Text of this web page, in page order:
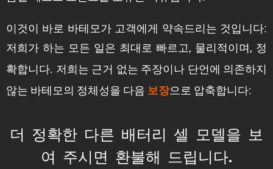
이것이 바로 바테모가 고객에게 약속드리는 것입니다:
저희가 하는 모든 일은 최대로 빠르고, 물리적이며 , 정
확합니다. 저희는 근거 없는 주장이나 단언에 의존하지
않는 바테모의 정체성을 다음 보장으로 압축합니다:
더 정확한 다른 배터리 셀 모델을 보
여 주시면
환불해 드립니다.